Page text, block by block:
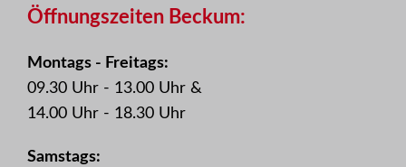
Öffnungszeiten Beckum:
Montags - Freitags:
09.30 Uhr - 13.00 Uhr &
14.00 Uhr - 18.30 Uhr
Samstags: